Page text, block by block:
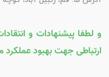
و لطفا پیشنهادات و
ارتباطی جهت بهبود عملکرد